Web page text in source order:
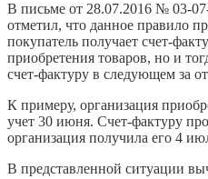
В письме от 28.07.2016 № 03-
отметил, что данное правило
покупатель получает счет-
приобретения товаров, но и
счет-фактуру в следующем за
К примеру, организация
учет 30 июня. Счет-фактуру
организация получила его 4
В представленной ситуации